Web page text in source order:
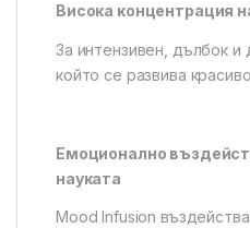
Висока концентрация
За интензивен, дълбок и
който се развива
Емоционално
науката
Mood Infusion